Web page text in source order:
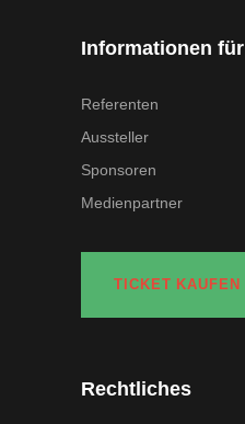
Informationen für
Referenten
Aussteller
Sponsoren
Medienpartner
TICKET KAUFEN
Rechtliches